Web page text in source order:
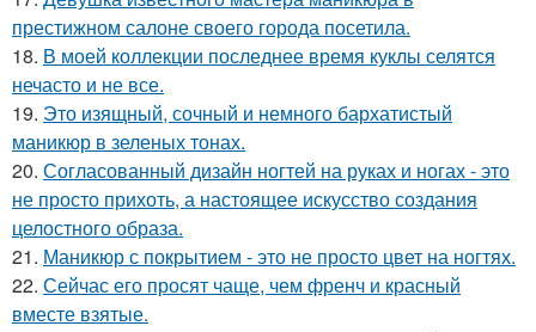
престижном салоне своего города посетила.
18. В моей коллекции последнее время куклы селятся
нечасто и не все.
19. Это изящный, сочный и немного бархатистый
маникюр в зеленых тонах.
20. Согласованный дизайн ногтей на руках и ногах - это
не просто прихоть, а настоящее искусство создания
целостного образа.
21. Маникюр с покрытием - это не просто цвет на ногтях.
22. Сейчас его просят чаще, чем френч и красный
вместе взятые.